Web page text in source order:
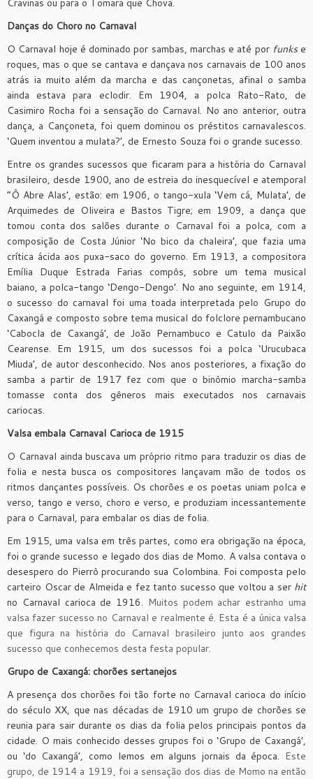
Cravinas ou para o Tomara que Chova.
Danças do Choro no Carnaval
O Carnaval hoje é dominado por sambas, marchas e até por funkse
roques, mas o que se cantava e dançava nos carnavais de 100 anos
atrás ia muito além da marcha e das cançonetas, afinal o samba
ainda estava para eclodir. Em 1904, a polca Rato-Rato, de
Casimiro Rocha foi a sensação do Carnaval. No ano anterior, outra
dança, a Cançoneta, foi quem dominou os préstitos carnavalescos.
‘Quem inventou a mulata?’, de Ernesto Souza foi o grande sucesso.
Entre os grandes sucessos que ficaram para a história do Carnaval
brasileiro, desde 1900, ano de estreia do inesquecível e atemporal
“Ô Abre Alas’, estão: em 1906, o tango-xula ‘Vem cá, Mulata’, de
Arquimedes de Oliveira e Bastos Tigre; em 1909, a dança que
tomou conta dos salões durante o Carnaval foi a polca, com a
composição de Costa Júnior ‘No bico da chaleira’, que fazia uma
crítica ácida aos puxa-saco do governo. Em 1913, a compositora
Emília Duque Estrada Farias compôs, sobre um tema musical
baiano, a polca-tango ‘Dengo-Dengo’. No ano seguinte, em 1914,
o sucesso do carnaval foi uma toada interpretada pelo Grupo do
Caxangá e composto sobre tema musical do folclore pernambucano
‘Cabocla de Caxangá’, de João Pernambuco e Catulo da Paixão
Cearense. Em 1915, um dos sucessos foi a polca ‘Urucubaca
Miuda’, de autor desconhecido. Nos anos posteriores, a fixação do
samba a partir de 1917 fez com que o binômio marcha-samba
tomasse conta dos gêneros mais executados nos carnavais
cariocas.
Valsa embala Carnaval Carioca de 1915
O Carnaval ainda buscava um próprio ritmo para traduzir os dias de
folia e nesta busca os compositores lançavam mão de todos os
ritmos dançantes possíveis. Os chorões e os poetas uniam polca e
verso, tango e verso, choro e verso, e produziam incessantemente
para o Carnaval, para embalar os dias de folia.
Em 1915, uma valsa em três partes, como era obrigação na época,
foi o grande sucesso e legado dos dias de Momo. A valsa contava o
desespero do Pierrô procurando sua Colombina. Foi composta pelo
carteiro Oscar de Almeida e fez tanto sucesso que voltou a ser hit
no Carnaval carioca de 1916. Muitos podem achar estranho uma
valsa fazer sucesso no Carnaval e realmente é. Esta é a única valsa
que figura na história do Carnaval brasileiro junto aos grandes
sucesso que conhecemos desta festa popular.
Grupo de Caxangá: chorões sertanejos
A presença dos chorões foi tão forte no Carnaval carioca do início
do século XX, que nas décadas de 1910 um grupo de chorões se
reunia para sair durante os dias da folia pelos principais pontos da
cidade. O mais conhecido desses grupos foi o ‘Grupo de Caxangá’,
ou ‘do Caxangá’, como lemos em alguns jornais da época. Este
grupo, de 1914 a 1919, foi a sensação dos dias de Momo na então